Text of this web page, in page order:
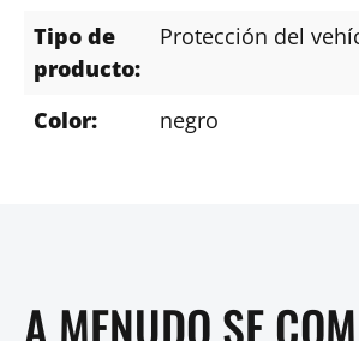
Tipo de
producto:
Protección del
Color: negro
A MENUDO SE